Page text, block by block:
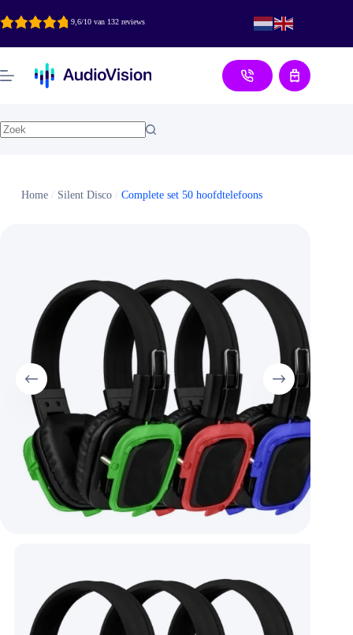
naar
inhoud
9,6/10 van 132 reviews
Aanvraag
Home/ Silent Disco/ Complete set 50 hoofdtelefoons